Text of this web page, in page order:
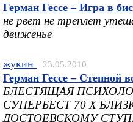
Герман Гессе – Игра в
не рвет не треплет
движенье
жукин 23.05.2010
Герман Гессе – Степной
БЛЕСТЯЩАЯ
СУПЕРБЕСТ 70 Х
ДОСТОЕВСКОМУ